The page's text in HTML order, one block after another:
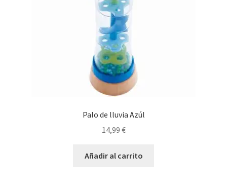
Palo de lluvia Azúl
14,99 €
Añadir al carrito